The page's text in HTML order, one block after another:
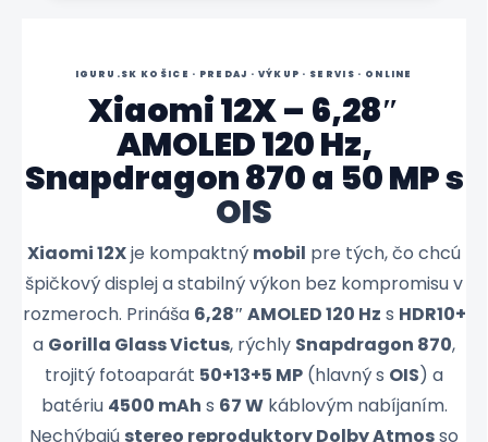
IGURU.SK KOŠICE · PREDAJ · VÝKUP · SERVIS · ONLINE
Xiaomi 12X – 6,28″
AMOLED 120 Hz,
Snapdragon 870 a 50 MP s
OIS
Xiaomi 12Xje kompaktný mobil pre tých, čo chcú
špičkový displej a stabilný výkon bez kompromisu v
rozmeroch. Prináša 6,28″ AMOLED 120 Hz s HDR10+
a Gorilla Glass Victus, rýchly Snapdragon 870,
trojitý fotoaparát 50+13+5 MP (hlavný s OIS) a
batériu 4500 mAh s 67 Wkáblovým nabíjaním.
Nechýbajú stereo reproduktory Dolby Atmosso